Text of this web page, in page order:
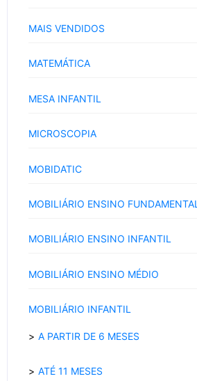
MAIS VENDIDOS
MATEMÁTICA
MESA INFANTIL
MICROSCOPIA
MOBIDATIC
MOBILIÁRIO ENSINO FUNDAMENTAL
MOBILIÁRIO ENSINO INFANTIL
MOBILIÁRIO ENSINO MÉDIO
MOBILIÁRIO INFANTIL
A PARTIR DE 6 MESES
ATÉ 11 MESES